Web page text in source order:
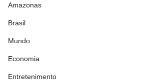
Amazonas
Brasil
Mundo
Economia
Entretenimento